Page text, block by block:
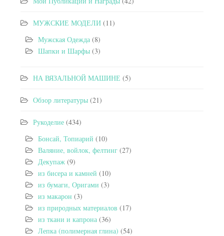
МУЖСКИЕ МОДЕЛИ (11)
Мужская Одежда (8)
Шапки и Шарфы (3)
НА ВЯЗАЛЬНОЙ МАШИНЕ (5)
Обзор литературы (21)
Рукоделие (434)
Бонсай, Топиарий (10)
Валяние, войлок, фелтинг (27)
Декупаж (9)
из бисера и камней (10)
из бумаги, Оригами (3)
из макарон (3)
из природных материалов (17)
из ткани и капрона (36)
Лепка (полимерная глина) (54)